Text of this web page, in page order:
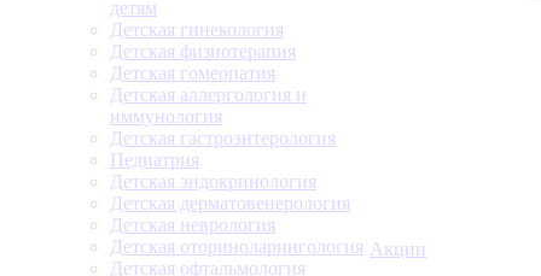
детям
Детская гинекология
Детская физиотерапия
Детская гомеопатия
Детская аллергология и
иммунология
Детская гастроэнтерология
Педиатрия
Детская эндокринология
Детская дерматовенерология
Детская неврология
Детская оториноларингология
Детская офтальмология
Акции